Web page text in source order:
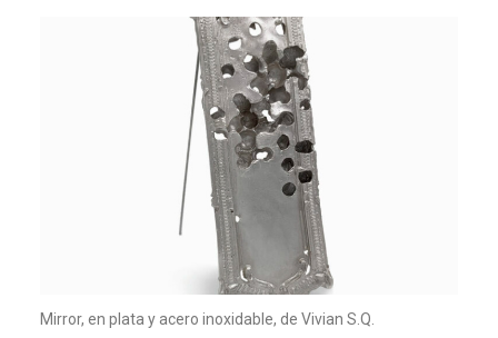
Mirror, en plata y acero inoxidable, de Vivian S.Q.